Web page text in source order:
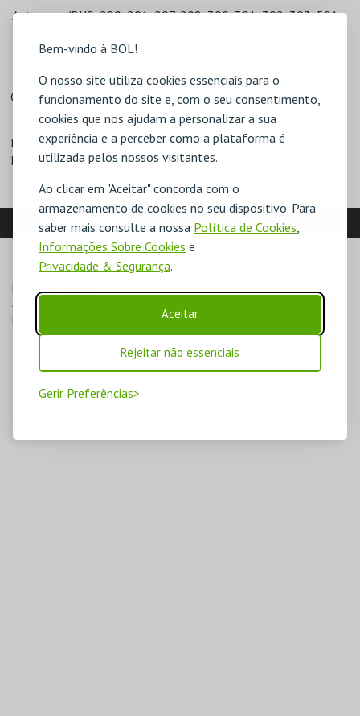
Bem-vindo à BOL!
O nosso site utiliza cookies essenciais para o
funcionamento do site e, com o seu consentimento,
cookies que nos ajudam a personalizar a sua
experiência e a perceber como a plataforma é
utilizada pelos nossos visitantes.
Ao clicar em "Aceitar" concorda com o
armazenamento de cookies no seu dispositivo. Para
saber mais consulte a nossa Política de Cookies,
Informações Sobre Cookies e
Privacidade & Segurança.
Aceitar
Rejeitar não essenciais
Gerir Preferências
Autocarro/BUS: 200, 201, 207, 208, 300, 301, 302, 303, 501,
Estacionamento: Palácio de Cristal
PREÇOS
Geral - 4€
DESCONTOS
Bilhete para grupo (>10)
Entidades com protocolo
Maiores de 65 anos
Situação de desemprego
LOCALIZAÇÃO
MORADA
Rua de Entrequintas 220
4050-239 Porto
Direcções para Museu Romântico